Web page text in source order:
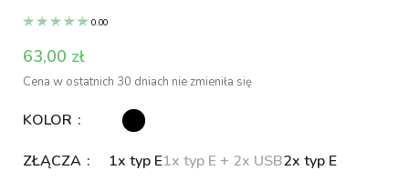
0.00
zł
Cena w ostatnich 30 dniach nie zmieniła się
KOLOR
ZŁĄCZA 1x typ E1x typ E + 2x USB2x typ E